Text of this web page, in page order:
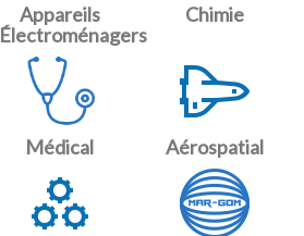
Appareils
Électroménagers
Chimie
Médical Aérospatial